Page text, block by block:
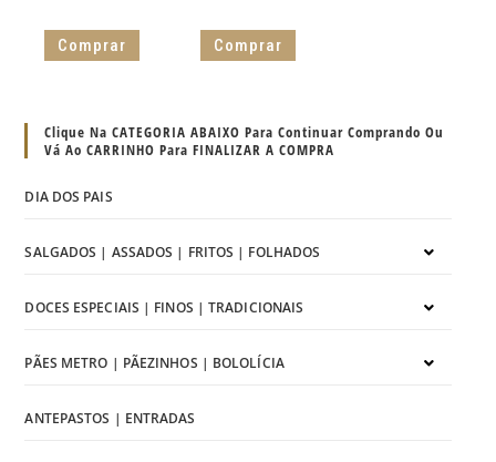
Comprar Comprar
Clique Na CATEGORIA ABAIXO Para Continuar Comprando Ou
Vá Ao CARRINHO Para FINALIZAR A COMPRA
DIA DOS PAIS
SALGADOS | ASSADOS | FRITOS | FOLHADOS
DOCES ESPECIAIS | FINOS | TRADICIONAIS
PÃES METRO | PÃEZINHOS | BOLOLÍCIA
ANTEPASTOS | ENTRADAS